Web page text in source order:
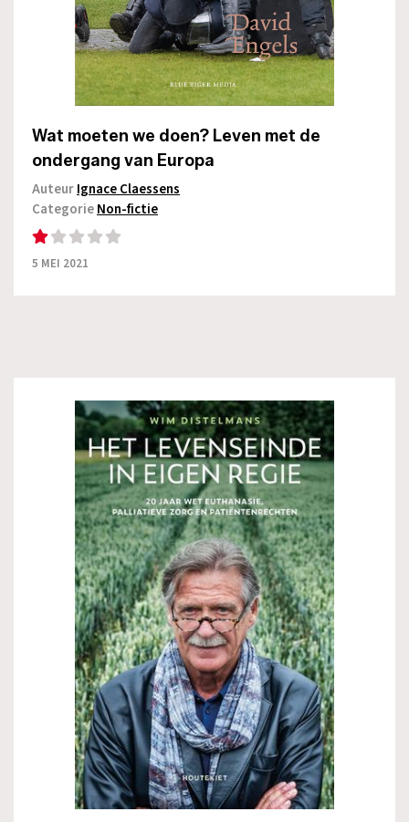
Wat moeten we doen? Leven met de
ondergang van Europa
AuteurIgnace Claessens
CategorieNon-fictie
5 MEI 2021